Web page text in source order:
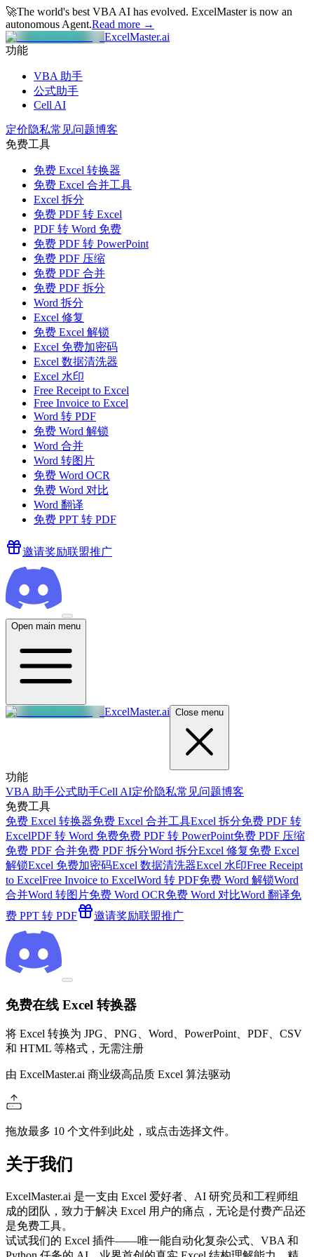
🚀The world's best VBA AI has evolved. ExcelMaster is now an
autonomous Agent.Read more →
ExcelMaster.ai
功能
VBA 助手
公式助手
Cell AI
定价隐私常见问题博客
免费工具
免费 Excel 转换器
免费 Excel 合并工具
Excel 拆分
免费 PDF 转 Excel
PDF 转 Word 免费
免费 PDF 转 PowerPoint
免费 PDF 压缩
免费 PDF 合并
免费 PDF 拆分
Word 拆分
Excel 修复
免费 Excel 解锁
Excel 免费加密码
Excel 数据清洗器
Excel 水印
Free Receipt to Excel
Free Invoice to Excel
Word 转 PDF
免费 Word 解锁
Word 合并
Word 转图片
免费 Word OCR
免费 Word 对比
Word 翻译
免费 PPT 转 PDF
邀请奖励联盟推广
Open main menu
ExcelMaster.ai Close menu
功能
VBA 助手公式助手Cell AI定价隐私常见问题博客
免费工具
免费 Excel 转换器免费 Excel 合并工具Excel 拆分免费 PDF 转
ExcelPDF 转 Word 免费免费 PDF 转 PowerPoint免费 PDF 压缩
免费 PDF 合并免费 PDF 拆分Word 拆分Excel 修复免费 Excel
解锁Excel 免费加密码Excel 数据清洗器Excel 水印Free Receipt
to ExcelFree Invoice to ExcelWord 转 PDF免费 Word 解锁Word
合并Word 转图片免费 Word OCR免费 Word 对比Word 翻译免
费 PPT 转 PDF
邀请奖励联盟推广
免费在线 Excel 转换器
将 Excel 转换为 JPG、PNG、Word、PowerPoint、PDF、CSV
和 HTML 等格式，无需注册
由 ExcelMaster.ai 商业级高品质 Excel 算法驱动
拖放最多 10 个文件到此处，或点击选择文件。
关于我们
ExcelMaster.ai 是一支由 Excel 爱好者、AI 研究员和工程师组
成的团队，致力于解决 Excel 用户的痛点，无论是付费产品还
是免费工具。
试试我们的 Excel 插件——唯一能自动化复杂公式、VBA 和